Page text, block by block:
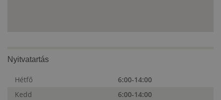
Nyitvatartás
Hétfő
6:00-14:00
Kedd
6:00-14:00